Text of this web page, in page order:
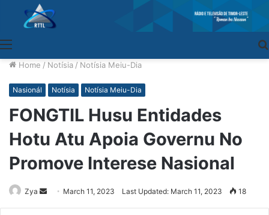
Home / Notísia / Notísia Meiu-Dia
Nasionál Notísia Notísia Meiu-Dia
FONGTIL Husu Entidades
Hotu Atu Apoia Governu No
Promove Interese Nasional
Zya
Send
an
March 11, 2023 Last Updated: March 11, 2023 18